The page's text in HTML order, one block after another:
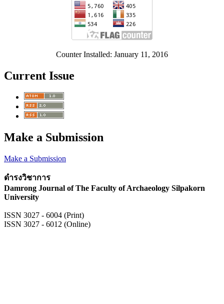
Counter Installed: January 11, 2016
Current Issue
Make a Submission
Make a Submission
ดำรงวิชาการ
Damrong Journal of The Faculty of Archaeology Silpakorn
University
ISSN 3027 - 6004 (Print)
ISSN 3027 - 6012 (Online)